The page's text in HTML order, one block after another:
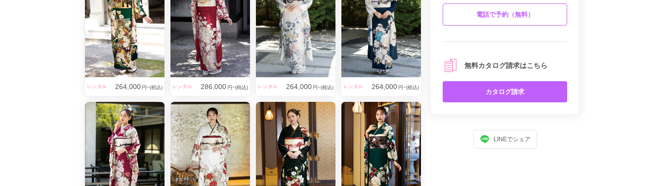
レンタル 264,000 円~(税込) レンタル 286,000 円~(税込) レンタル 264,000 円~(税込) レンタル 264,000 円~(税込)
電話で予約（無料）
無料カタログ請求はこちら
カタログ請求
LINEでシェア